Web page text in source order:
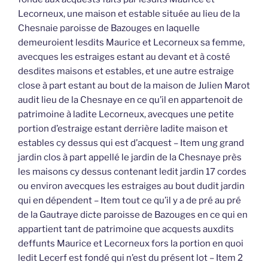
Lecorneux, une maison et estable située au lieu de la
Chesnaie paroisse de Bazouges en laquelle
demeuroient lesdits Maurice et Lecorneux sa femme,
avecques les estraiges estant au devant et à costé
desdites maisons et estables, et une autre estraige
close à part estant au bout de la maison de Julien Marot
audit lieu de la Chesnaye en ce qu’il en appartenoit de
patrimoine à ladite Lecorneux, avecques une petite
portion d’estraige estant derrière ladite maison et
estables cy dessus qui est d’acquest – Item ung grand
jardin clos à part appellé le jardin de la Chesnaye près
les maisons cy dessus contenant ledit jardin 17 cordes
ou environ avecques les estraiges au bout dudit jardin
qui en dépendent – Item tout ce qu’il y a de pré au pré
de la Gautraye dicte paroisse de Bazouges en ce qui en
appartient tant de patrimoine que acquests auxdits
deffunts Maurice et Lecorneux fors la portion en quoi
ledit Lecerf est fondé qui n’est du présent lot – Item 2